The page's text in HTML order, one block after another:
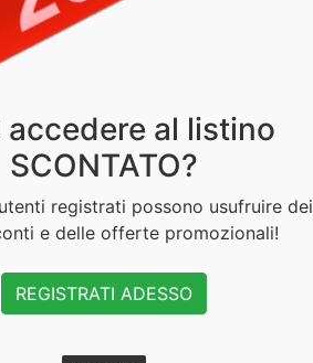
Chatta con noi
accedere al listino
SCONTATO?
registrati possono usufruire dei
e delle offerte promozionali!
REGISTRATI ADESSO